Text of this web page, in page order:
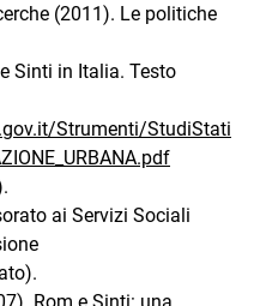
(2011). Le politiche
Sinti in Italia. Testo
Strumenti/StudiStati
ai Servizi Sociali
Rom e Sinti: una